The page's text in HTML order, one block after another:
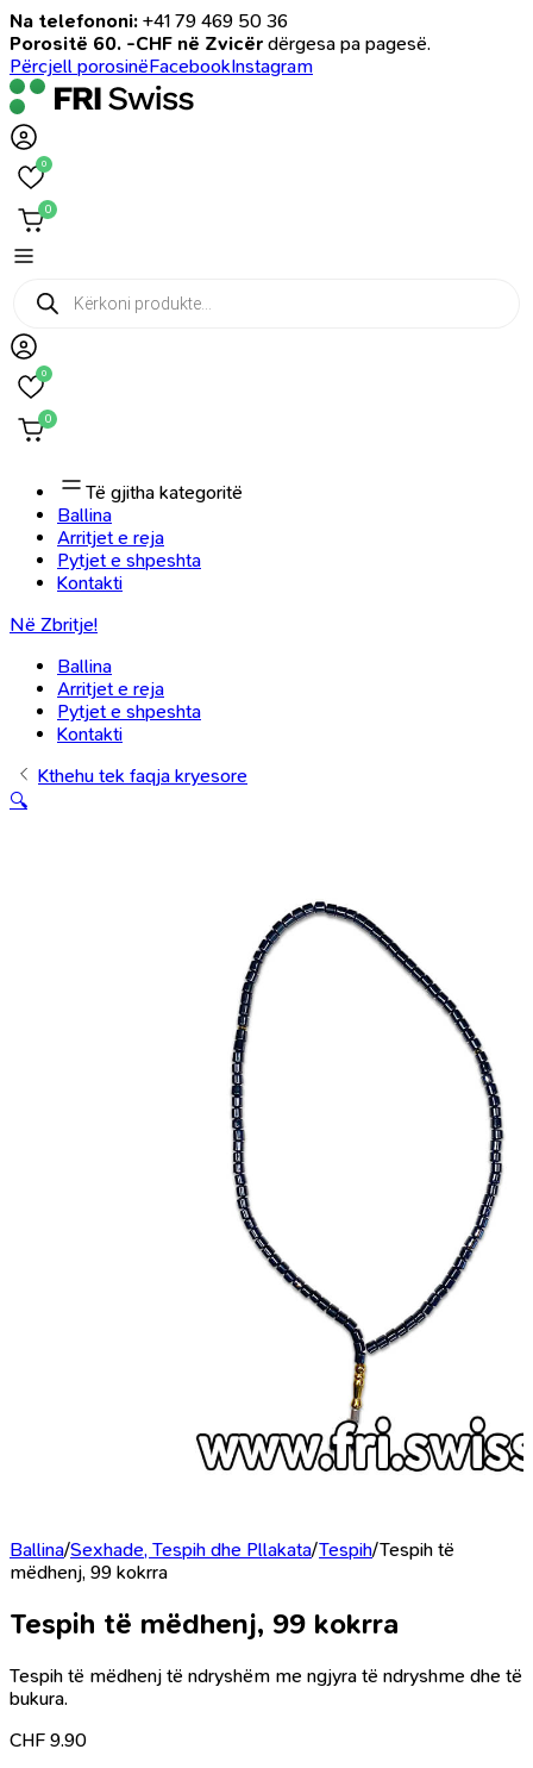
Na telefononi: +41 79 469 50 36
Porositë 60. -CHF në Zvicër dërgesa pa pagesë.
Përcjell porosinëFacebookInstagram
0
0
Products
search
0
0
Të gjitha kategoritë
Ballina
Arritjet e reja
Pytjet e shpeshta
Kontakti
Në Zbritje!
Ballina
Arritjet e reja
Pytjet e shpeshta
Kontakti
Kthehu tek faqja kryesore
🔍
Ballina/Sexhade, Tespih dhe Pllakata/Tespih/Tespih të
mëdhenj, 99 kokrra
Tespih të mëdhenj, 99 kokrra
Tespih të mëdhenj të ndryshëm me ngjyra të ndryshme dhe të
bukura.
CHF 9.90